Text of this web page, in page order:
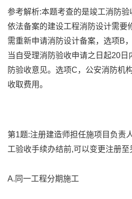
参考解析:本题考查的是竣工消防
依法备案的建设工程消防设计需要
需重新申请消防设计备案，选项B
当自受理消防验收申请之日起20日
防验收意见。选项C，公安消防机
收取费用。
第1题:注册建造师担任施项目负责
工验收手续办结前,可以变更注册至
A.同一工程分期施工